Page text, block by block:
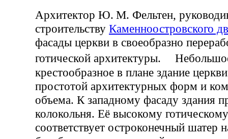
Архитектор Ю. М. Фельтен,
строительству Каменноостровского
фасады церкви в своеобразно
готической архитектуры.
крестообразное в плане здание
простотой архитектурных форм и
объема. К западному фасаду здания
колокольня. Её высокому
соответствует остроконечный шатер